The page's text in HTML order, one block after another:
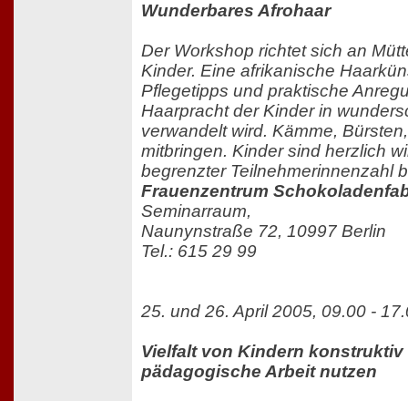
Wunderbares Afrohaar
Der Workshop richtet sich an
Kinder. Eine afrikanische
Pflegetipps und praktische
Haarpracht der Kinder in
verwandelt wird. Kämme,
mitbringen. Kinder sind herzlich
begrenzter Teilnehmerinnenzahl
Frauenzentrum
Seminarraum,
Naunynstraße 72, 10997 Berlin
Tel.: 615 29 99
25. und 26. April 2005, 09.00 -
Vielfalt von Kindern konstruktiv
pädagogische Arbeit nutzen